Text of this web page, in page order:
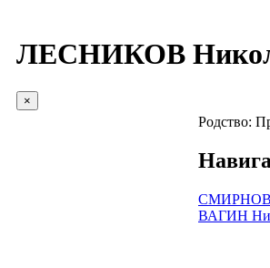
ЛЕСНИКОВ
×
Родство:
СМИРНОВ
ВАГИН